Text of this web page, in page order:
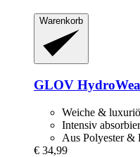
Warenkorb
GLOV
Weiche &
Intensiv
Aus Polyester &
€ 34,99